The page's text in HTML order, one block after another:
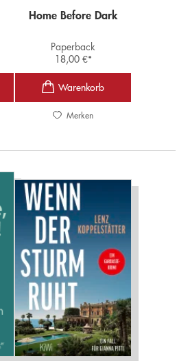
Home Before Dark
Paperback
18,00 €*
Merken